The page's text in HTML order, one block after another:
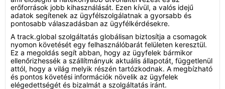
erőforrások jobb kihasználását. Ezen kívül, a valós idejű
adatok segítenek az ügyfélszolgálatnak a gyorsabb és
pontosabb válaszadásban az ügyfélkérdésekre.
A track.global szolgáltatás globálisan biztosítja a csomagok
nyomon követését egy felhasználóbarát felületen keresztül.
Ez a megoldás segít abban, hogy az ügyfelek bármikor
ellenőrizhessék a szállítmányuk aktuális állapotát, függetlenül
attól, hogy a világ melyik részén tartózkodnak. A megbízható
és pontos követési információk növelik az ügyfelek
elégedettségét és bizalmát a szolgáltatás iránt.